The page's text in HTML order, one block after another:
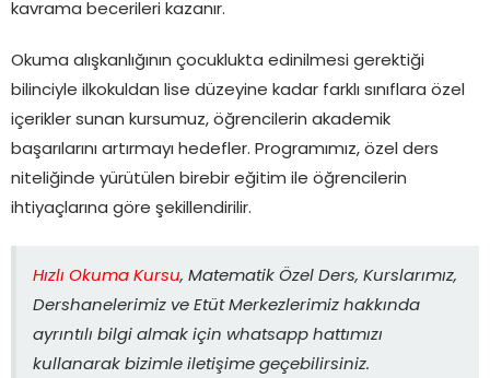
kavrama becerileri kazanır.
Okuma alışkanlığının çocuklukta edinilmesi gerektiği
bilinciyle ilkokuldan lise düzeyine kadar farklı sınıflara özel
içerikler sunan kursumuz, öğrencilerin akademik
başarılarını artırmayı hedefler. Programımız, özel ders
niteliğinde yürütülen birebir eğitim ile öğrencilerin
ihtiyaçlarına göre şekillendirilir.
Hızlı Okuma Kursu, Matematik Özel Ders, Kurslarımız,
Dershanelerimiz ve Etüt Merkezlerimiz hakkında
ayrıntılı bilgi almak için whatsapp hattımızı
kullanarak bizimle iletişime geçebilirsiniz.